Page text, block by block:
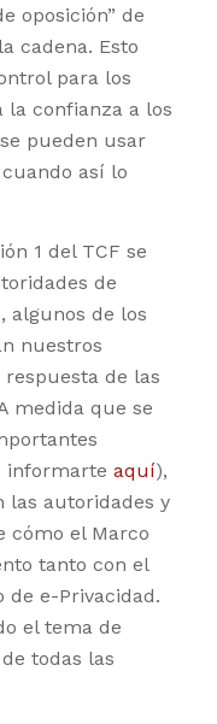
oposición” de
cadena. Esto
para los
la confianza a los
pueden usar
así lo
1 del TCF se
de
algunos de los
nuestros
de las
medida que se
informarte aquí),
las autoridades y
cómo el Marco
tanto con el
de e-Privacidad.
el tema de
todas las